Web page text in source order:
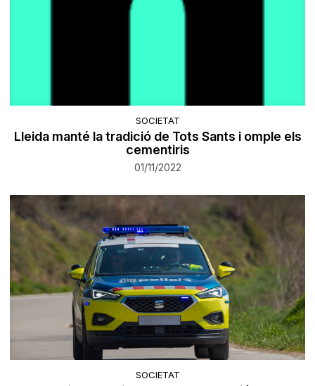
SOCIETAT
Lleida manté la tradició de Tots Sants i omple els
cementiris
01/11/2022
SOCIETAT